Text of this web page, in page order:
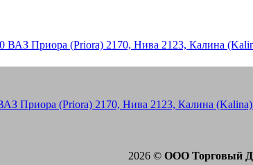
Приора (Priora) 2170, Нива 2123, Калина
2026 © ООО Торговый